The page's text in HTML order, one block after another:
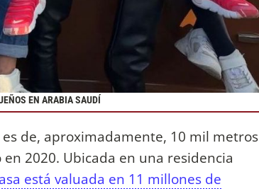
EN ARABIA SAUDÍ
de, aproximadamente, 10 mil metros
2020. Ubicada en una residencia
está valuada en 11 millones de